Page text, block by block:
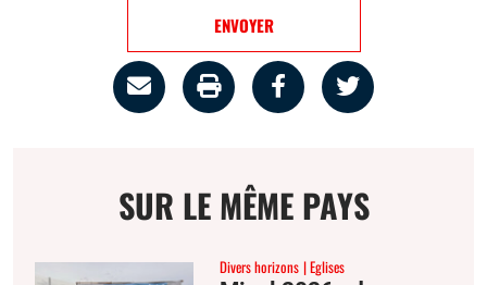
ENVOYER
Partage
par
ImprimerPartager
sur
Partager
SUR LE MÊME PAYS
Divers horizons Eglises